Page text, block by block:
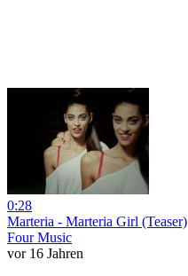
0:28
Marteria - Marteria Girl (Teaser)
Four Music
vor 16 Jahren